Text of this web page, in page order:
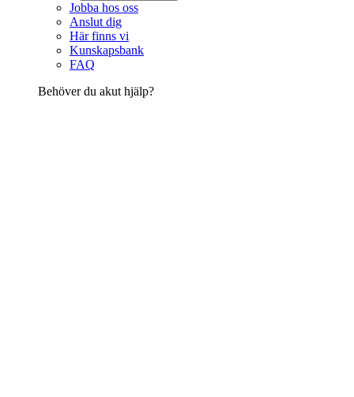
Jobba hos oss
Anslut dig
Här finns vi
Kunskapsbank
FAQ
Behöver du akut hjälp?